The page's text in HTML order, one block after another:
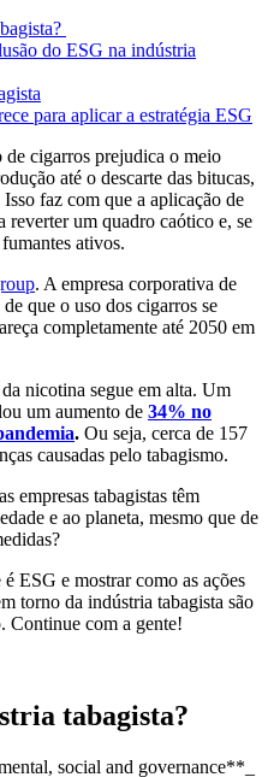
do ESG na indústria
para aplicar a estratégia ESG
cigarros prejudica o meio
até o descarte das bitucas,
faz com que a aplicação de
reverter um quadro caótico e, se
ativos.
. A empresa corporativa de
que o uso dos cigarros se
completamente até 2050 em
nicotina segue em alta. Um
um aumento de 34% no
. Ou seja, cerca de 157
causadas pelo tabagismo.
empresas tabagistas têm
e ao planeta, mesmo que de
ESG e mostrar como as ações
torno da indústria tabagista são
Continue com a gente!
tabagista?
social and governance**_